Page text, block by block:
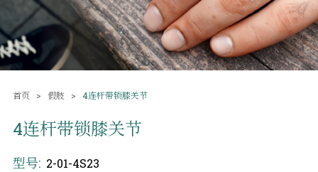
首页 假肢 4连杆带锁膝关节
4连杆带锁膝关节
型号: 2-01-4S23